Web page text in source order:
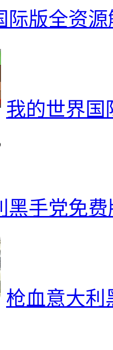
际版全资
我的世界国
黑手党免
枪血意大利